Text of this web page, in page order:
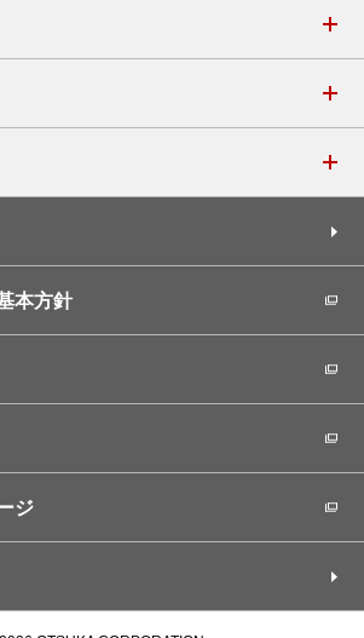
本方針
ジ